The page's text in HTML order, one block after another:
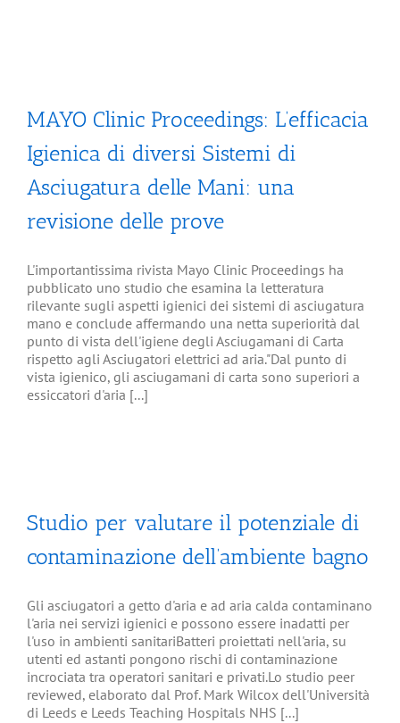
MAYO Clinic Proceedings: L’efficacia
Igienica di diversi Sistemi di
Asciugatura delle Mani: una
revisione delle prove
L'importantissima rivista Mayo Clinic Proceedings ha
pubblicato uno studio che esamina la letteratura
rilevante sugli aspetti igienici dei sistemi di asciugatura
mano e conclude affermando una netta superiorità dal
punto di vista dell'igiene degli Asciugamani di Carta
rispetto agli Asciugatori elettrici ad aria."Dal punto di
vista igienico, gli asciugamani di carta sono superiori a
essiccatori d'aria [...]
Studio per valutare il potenziale di
contaminazione dell’ambiente bagno
Gli asciugatori a getto d'aria e ad aria calda contaminano
l'aria nei servizi igienici e possono essere inadatti per
l'uso in ambienti sanitariBatteri proiettati nell'aria, su
utenti ed astanti pongono rischi di contaminazione
incrociata tra operatori sanitari e privati.Lo studio peer
reviewed, elaborato dal Prof. Mark Wilcox dell'Università
di Leeds e Leeds Teaching Hospitals NHS [...]